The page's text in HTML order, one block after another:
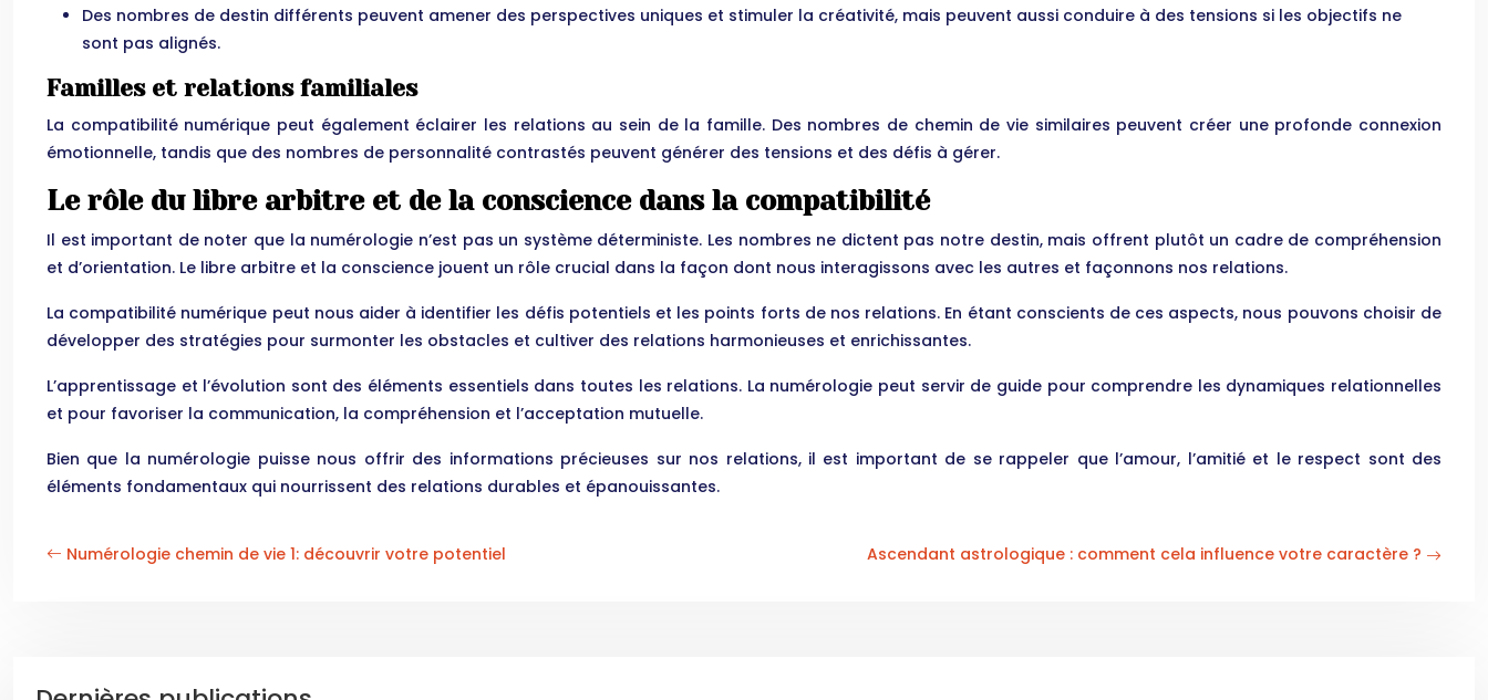
Des nombres de destin différents peuvent amener des perspectives uniques et stimuler la créativité, mais peuvent aussi conduire à des tensions si les objectifs ne
sont pas alignés.
Familles et relations familiales
La compatibilité numérique peut également éclairer les relations au sein de la famille. Des nombres de chemin de vie similaires peuvent créer une profonde connexion
émotionnelle, tandis que des nombres de personnalité contrastés peuvent générer des tensions et des défis à gérer.
Le rôle du libre arbitre et de la conscience dans la compatibilité
Il est important de noter que la numérologie n’est pas un système déterministe. Les nombres ne dictent pas notre destin, mais offrent plutôt un cadre de compréhension
et d’orientation. Le libre arbitre et la conscience jouent un rôle crucial dans la façon dont nous interagissons avec les autres et façonnons nos relations.
La compatibilité numérique peut nous aider à identifier les défis potentiels et les points forts de nos relations. En étant conscients de ces aspects, nous pouvons choisir de
développer des stratégies pour surmonter les obstacles et cultiver des relations harmonieuses et enrichissantes.
L’apprentissage et l’évolution sont des éléments essentiels dans toutes les relations. La numérologie peut servir de guide pour comprendre les dynamiques relationnelles
et pour favoriser la communication, la compréhension et l’acceptation mutuelle.
Bien que la numérologie puisse nous offrir des informations précieuses sur nos relations, il est important de se rappeler que l’amour, l’amitié et le respect sont des
éléments fondamentaux qui nourrissent des relations durables et épanouissantes.
Numérologie chemin de vie 1: découvrir votre potentiel Ascendant astrologique : comment cela influence votre caractère ?